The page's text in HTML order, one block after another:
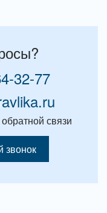
32-77
связи
звонок